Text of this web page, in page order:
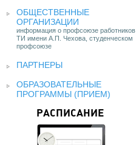
ОБЩЕСТВЕННЫЕ
ОРГАНИЗАЦИИ
информация о профсоюзе работников
ТИ имени А.П. Чехова, студенческом
профсоюзе
ПАРТНЕРЫ
ОБРАЗОВАТЕЛЬНЫЕ
ПРОГРАММЫ (ПРИЕМ)
РАСПИСАНИЕ